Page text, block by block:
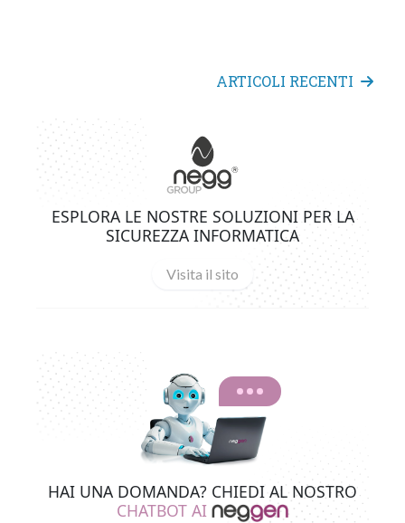
ARTICOLI RECENTI
ESPLORA LE NOSTRE SOLUZIONI PER LA
SICUREZZA INFORMATICA
Visita il sito
HAI UNA DOMANDA? CHIEDI AL NOSTRO
CHATBOT AI